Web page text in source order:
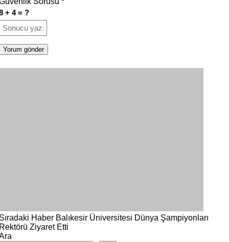
+ 4 = ?
Haber Balıkesir Üniversitesi Dünya Şampiyonları
Ziyaret Etti